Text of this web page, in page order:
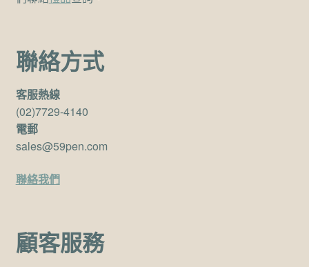
聯絡方式
客服熱線
(02)7729-4140
電郵
sales@59pen.com
聯絡我們
顧客服務